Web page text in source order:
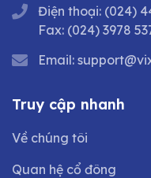
Điện thoại: (024)
Fax: (024) 3978
Email:
Truy cập nhanh
Về chúng tôi
Quan hệ cổ đông